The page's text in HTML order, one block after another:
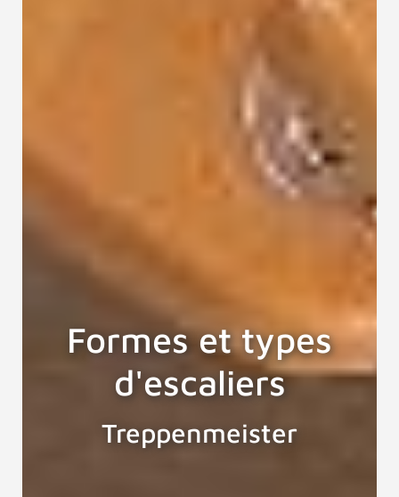
Formes et types
d'escaliers
Treppenmeister